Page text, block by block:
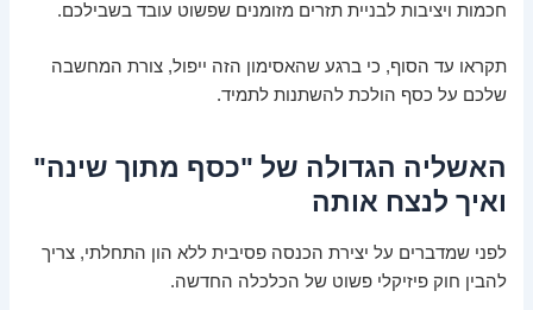
חכמות ויציבות לבניית תזרים מזומנים שפשוט עובד בשבילכם.
תקראו עד הסוף, כי ברגע שהאסימון הזה ייפול, צורת המחשבה
שלכם על כסף הולכת להשתנות לתמיד.
האשליה הגדולה של "כסף מתוך שינה"
ואיך לנצח אותה
לפני שמדברים על יצירת הכנסה פסיבית ללא הון התחלתי, צריך
להבין חוק פיזיקלי פשוט של הכלכלה החדשה.